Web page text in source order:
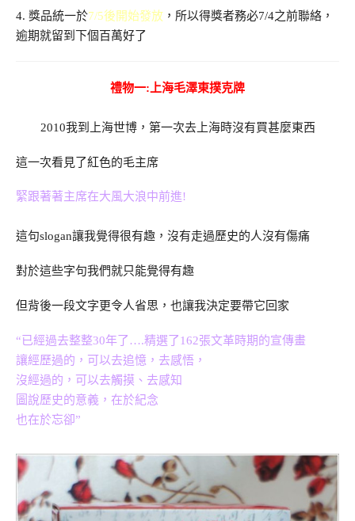
4. 獎品統一於7/5後開始發放 ，所以得獎者務必7/4之前聯絡，
逾期就留到下個百萬好了
禮物一:上海毛澤東撲克牌
2010我到上海世博，第一次去上海時沒有買甚麼東西
這一次看見了紅色的毛主席
緊跟著著主席在大風大浪中前進!
這句slogan讓我覺得很有趣，沒有走過歷史的人沒有傷痛
對於這些字句我們就只能覺得有趣
但背後一段文字更令人省思，也讓我決定要帶它回家
“已經過去整整30年了….精選了162張文革時期的宣傳畫
讓經歷過的，可以去追憶，去感悟，
沒經過的，可以去觸摸、去感知
圖說歷史的意義，在於紀念
也在於忘卻”